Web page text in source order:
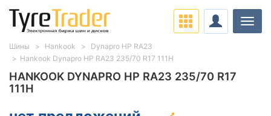
HANKOOK DYNAPRO HP RA23 235/70 R17
111H
Шины Hankook
Dynapro HP RA23
Hankook Dynapro HP RA23 235/70 R17 111H